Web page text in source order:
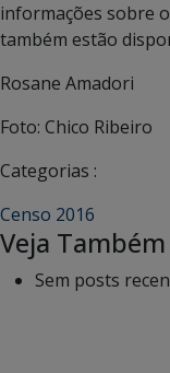
informações sobre
também estão
Rosane Amadori
Foto: Chico Ribeiro
Categorias :
Censo 2016
Veja Também
Sem posts